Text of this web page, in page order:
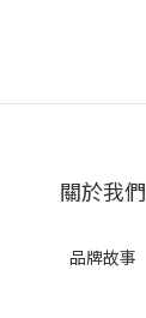
關於我們
品牌故事